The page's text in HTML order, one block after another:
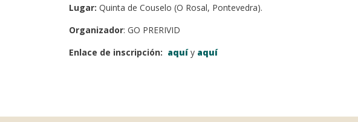
Lugar: Quinta de Couselo (O Rosal, Pontevedra).
Organizador: GO PRERIVID
Enlace de inscripción: aquíy aquí